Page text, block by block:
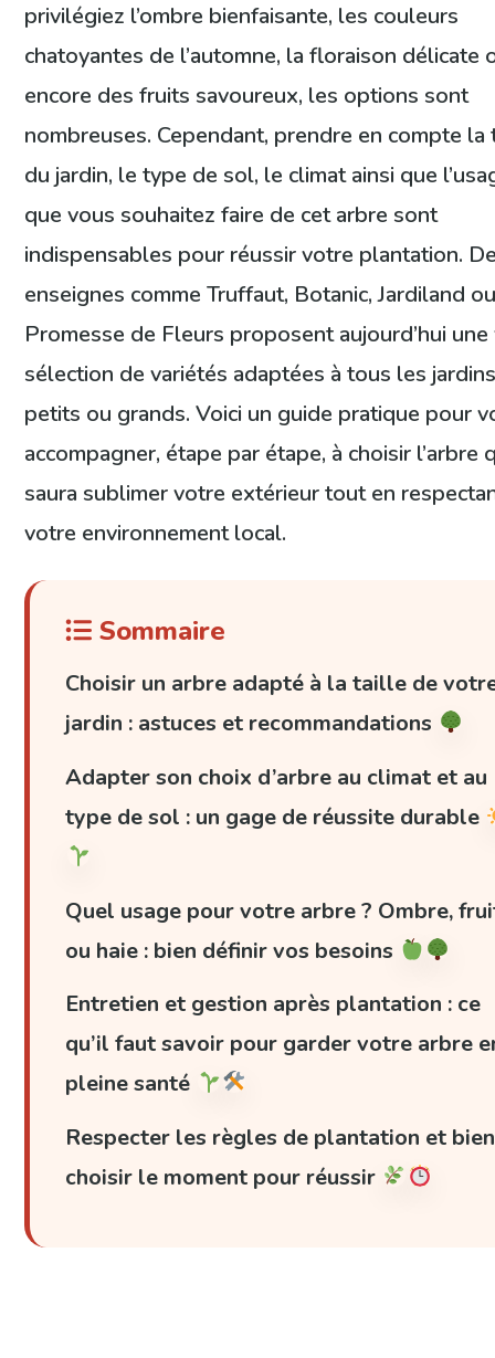
privilégiez l’ombre bienfaisante, les couleurs
chatoyantes de l’automne, la floraison délicate
encore des fruits savoureux, les options sont
nombreuses. Cependant, prendre en compte la
du jardin, le type de sol, le climat ainsi que
que vous souhaitez faire de cet arbre sont
indispensables pour réussir votre plantation.
enseignes comme Truffaut, Botanic, Jardiland
Promesse de Fleurs proposent aujourd’hui
sélection de variétés adaptées à tous les
petits ou grands. Voici un guide pratique pour
accompagner, étape par étape, à choisir l’arbre
saura sublimer votre extérieur tout en
votre environnement local.
Sommaire
Choisir un arbre adapté à la taille de
jardin : astuces et recommandations
Adapter son choix d’arbre au climat et au
type de sol : un gage de réussite durable
Quel usage pour votre arbre ? Ombre,
ou haie : bien définir vos besoins
Entretien et gestion après plantation : ce
qu’il faut savoir pour garder votre arbre
pleine santé
Respecter les règles de plantation et bien
choisir le moment pour réussir